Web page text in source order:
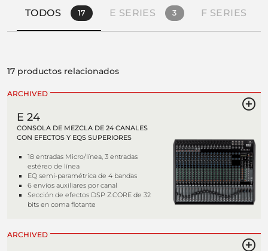
TODOS 17 E SERIES 3 F SERIES
17 productos relacionados
ARCHIVED
E 24
CONSOLA DE MEZCLA DE 24 CANALES
CON EFECTOS Y EQS SUPERIORES
18 entradas Micro/línea, 3 entradas
estéreo de línea
EQ semi-paramétrica de 4 bandas
6 envíos auxiliares por canal
Sección de efectos DSP Z.CORE de 32
bits en coma flotante
ARCHIVED